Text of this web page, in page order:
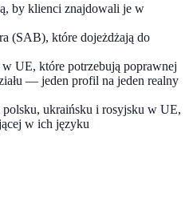
by klienci znajdowali je w
(SAB), które dojeżdżają do
UE, które potrzebują poprawnej
— jeden profil na jeden realny
polsku, ukraińsku i rosyjsku w UE,
w ich języku